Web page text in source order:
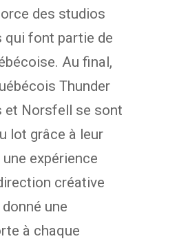
des studios
qui font partie de
Au final,
Thunder
et Norsfell se sont
lot grâce à leur
expérience
créative
une
à chaque